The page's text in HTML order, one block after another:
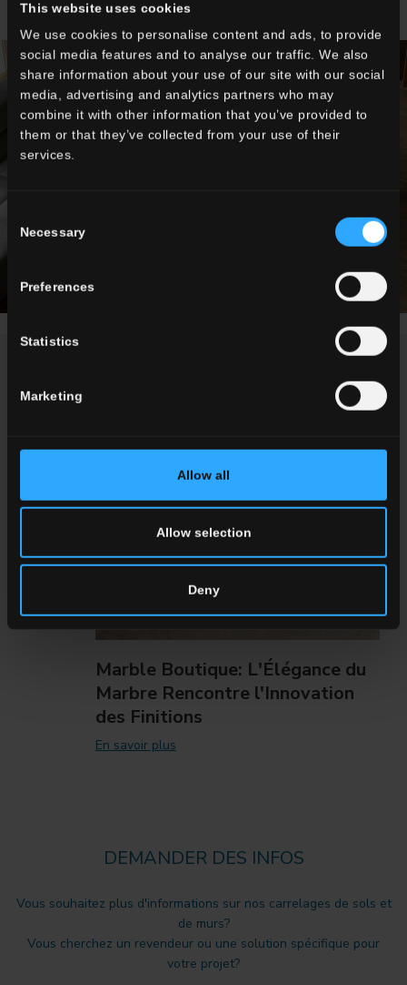
This website uses cookies
We use cookies to personalise content and ads, to provide
social media features and to analyse our traffic. We also
share information about your use of our site with our social
media, advertising and analytics partners who may
combine it with other information that you’ve provided to
them or that they’ve collected from your use of their
services.
Selection
Necessary
Preferences
Statistics
Marketing
Allow all
Allow selection
Deny
NEWS / ÉVÉNEMENTS
Marble Boutique: L'Élégance du
Marbre Rencontre l'Innovation
des Finitions
En savoir plus
DEMANDER DES INFOS
Vous souhaitez plus d'informations sur nos carrelages de sols et
de murs?
Vous cherchez un revendeur ou une solution spécifique pour
votre projet?